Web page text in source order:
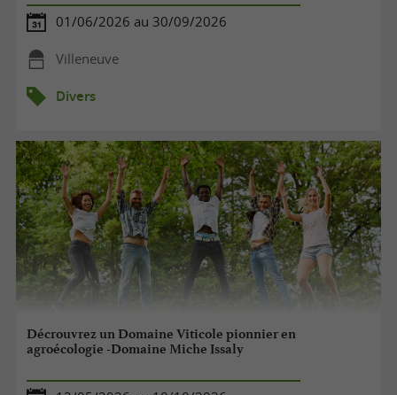
01/06/2026 au 30/09/2026
Villeneuve
Divers
Décrouvrez un Domaine Viticole pionnier en
agroécologie -Domaine Miche Issaly